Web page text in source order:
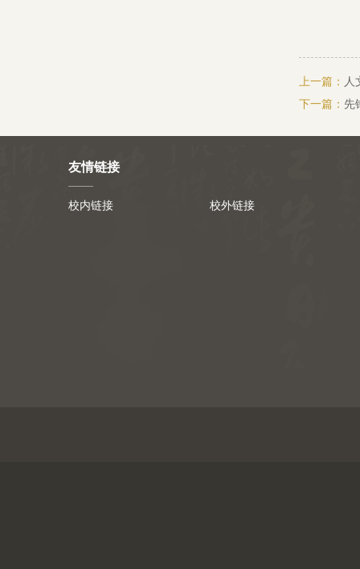
上一篇： 人
下一篇： 先
友情链接
校内链接 校外链接